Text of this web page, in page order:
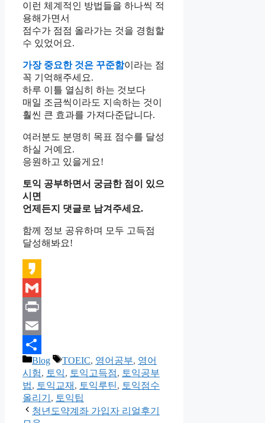
이런 체계적인 방법들을 하나씩 적
용해가면서
점수가 점점 올라가는 것을 경험할
수 있었어요.
가장 중요한 것은 꾸준함이라는 점
꼭 기억해주세요.
하루 이틀 열심히 하는 것보다
매일 조금씩이라도 지속하는 것이
훨씬 큰 효과를 가져다준답니다.
여러분도 분명히 목표 점수를 달성
하실 거예요.
응원하고 있을게요!
토익 공부하면서 궁금한 점이 있으
시면
언제든지 댓글로 남겨주세요.
함께 정보 공유하며 모두 고득점
달성해봐요!
Kakao
Gmail
Print
Email
Share
카
테
고
리
Blog
태
그
TOEIC, 영어공부, 영어
시험, 토익, 토익고득점, 토익공부
법, 토익교재 , 토익루틴, 토익점수
올리기 , 토익팁
청년도약계좌 가입자 리얼후기